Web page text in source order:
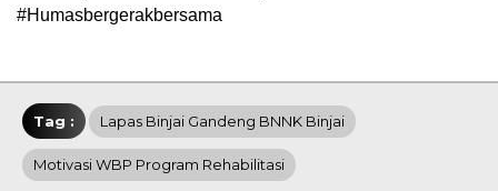
#Humasbergerakbersama
Tag : Lapas Binjai Gandeng BNNK Binjai
Motivasi WBP Program Rehabilitasi